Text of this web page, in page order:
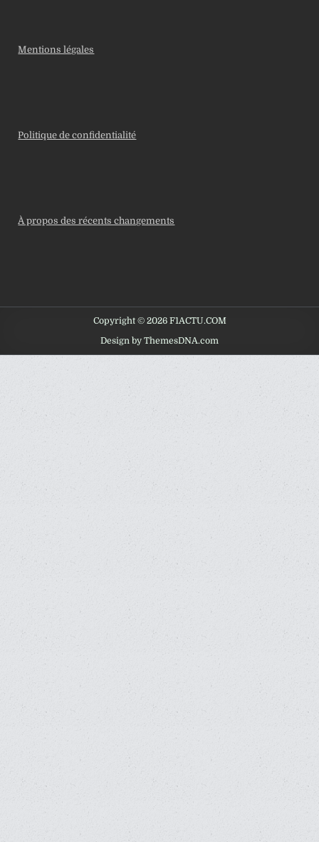
Mentions légales
Politique de confidentialité
À propos des récents changements
Copyright © 2026 F1ACTU.COM
Design by ThemesDNA.com